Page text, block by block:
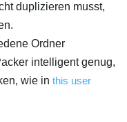
duplizieren musst,
Ordner
intelligent genug,
wie in this user